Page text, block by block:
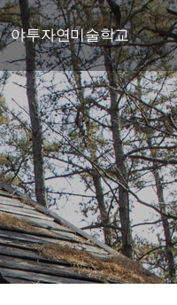
야투자연미술학교
교육/체험 프로그램
꿈다락 토요문화학교